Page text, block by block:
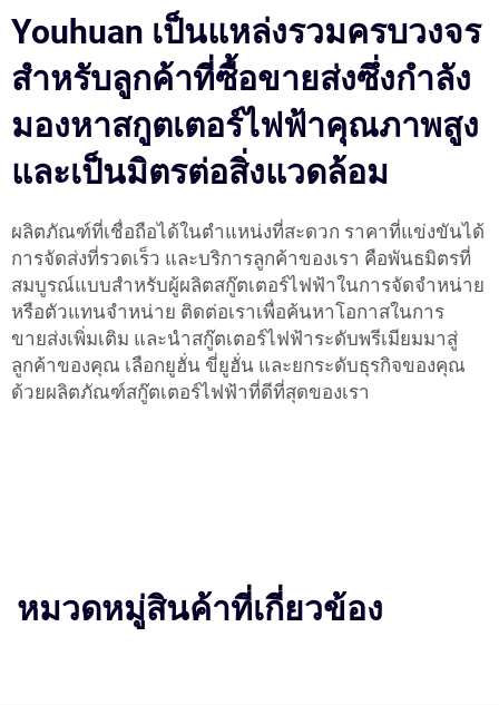
Youhuan เป็นแหล่งรวมครบวงจร
สำหรับลูกค้าที่ซื้อขายส่งซึ่งกำลัง
มองหาสกูตเตอร์ไฟฟ้าคุณภาพสูง
และเป็นมิตรต่อสิ่งแวดล้อม
ผลิตภัณฑ์ที่เชื่อถือได้ในตำแหน่งที่สะดวก ราคาที่แข่งขันได้
การจัดส่งที่รวดเร็ว และบริการลูกค้าของเรา คือพันธมิตรที่
สมบูรณ์แบบสำหรับผู้ผลิตสกู๊ตเตอร์ไฟฟ้าในการจัดจำหน่าย
หรือตัวแทนจำหน่าย ติดต่อเราเพื่อค้นหาโอกาสในการ
ขายส่งเพิ่มเติม และนำสกู๊ตเตอร์ไฟฟ้าระดับพรีเมียมมาสู่
ลูกค้าของคุณ เลือกยูฮั่น ขี่ยูฮั่น และยกระดับธุรกิจของคุณ
ด้วยผลิตภัณฑ์สกู๊ตเตอร์ไฟฟ้าที่ดีที่สุดของเรา
หมวดหมู่สินค้าที่เกี่ยวข้อง